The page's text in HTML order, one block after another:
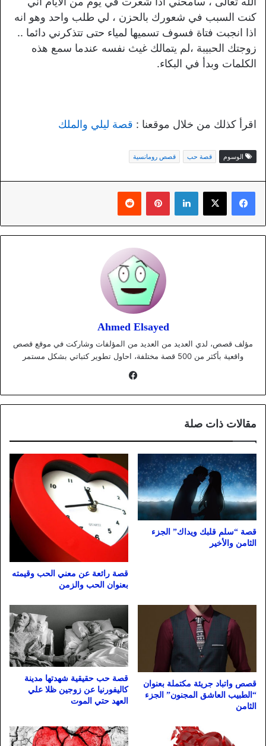
كنت السبب في شعورك بالحزن ، لي طلب واحد وهو انه
اذا انجبت فتاة فسوف تسميها لمياء حتى تتذكرني دائما ..
زوجتك الحبيبة ،لم يتمالك غيث نفسه عندما سمع هذه
الكلمات وبدأ في البكاء.
اقرأ كذلك من خلال موقعنا : قصة ليلي والملك
الوسوم قصة حب قصص رومانسية
لينكدإن بينتيريست
Ahmed Elsayed
مؤلف قصص، لدي العديد من العديد من المؤلفات وشاركت في موقع قصص
واقعية بأكثر من 500 قصة مختلفة، احاول تطوير كتباتي بشكل مستمر
مقالات ذات صلة
قصة “سلم قلبك ويداك” الجزء
الثامن والأخير
قصة رائعة عن معني الحب وقيمته
بعنوان الحب والزمن
قصص واتباد جريئة مكتملة بعنوان
“الطبيب العاشق المجنون” الجزء
الثامن
قصة حب حقيقية شهدتها مدينة
كاليفورنيا عن زوجين ظلا علي
العهد حتي الموت